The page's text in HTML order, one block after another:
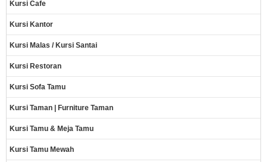
Kursi Cafe
Kursi Kantor
Kursi Malas / Kursi Santai
Kursi Restoran
Kursi Sofa Tamu
Kursi Taman | Furniture Taman
Kursi Tamu & Meja Tamu
Kursi Tamu Mewah